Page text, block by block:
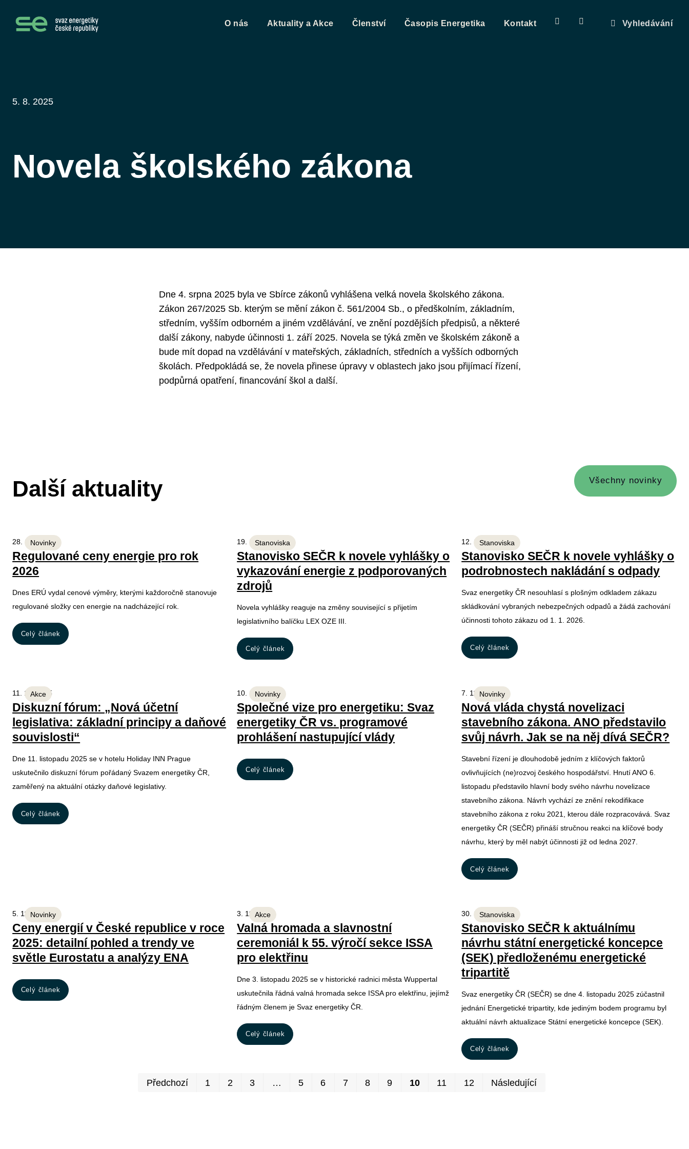
O nás Aktuality a Akce Členství Časopis Energetika Kontakt Vyhledávání
5. 8. 2025
Novela školského zákona
Dne 4. srpna 2025 byla ve Sbírce zákonů vyhlášena velká novela školského zákona.
Zákon 267/2025 Sb. kterým se mění zákon č. 561/2004 Sb., o předškolním, základním,
středním, vyšším odborném a jiném vzdělávání, ve znění pozdějších předpisů, a některé
další zákony, nabyde účinnosti 1. září 2025. Novela se týká změn ve školském zákoně a
bude mít dopad na vzdělávání v mateřských, základních, středních a vyšších odborných
školách. Předpokládá se, že novela přinese úpravy v oblastech jako jsou přijímací řízení,
podpůrná opatření, financování škol a další.
Další aktuality Všechny novinky
Novinky
28. 11. 2025
Regulované ceny energie pro rok
2026
Dnes ERÚ vydal cenové výměry, kterými každoročně stanovuje
regulované složky cen energie na nadcházející rok.
Celý článek
Stanoviska
19. 11. 2025
Stanovisko SEČR k novele vyhlášky o
vykazování energie z podporovaných
zdrojů
Novela vyhlášky reaguje na změny související s přijetím
legislativního balíčku LEX OZE III.
Celý článek
Stanoviska
12. 11. 2025
Stanovisko SEČR k novele vyhlášky o
podrobnostech nakládání s odpady
Svaz energetiky ČR nesouhlasí s plošným odkladem zákazu
skládkování vybraných nebezpečných odpadů a žádá zachování
účinnosti tohoto zákazu od 1. 1. 2026.
Celý článek
Akce
11. 11. 2025
Diskuzní fórum: „Nová účetní
legislativa: základní principy a daňové
souvislosti“
Dne 11. listopadu 2025 se v hotelu Holiday INN Prague
uskutečnilo diskuzní fórum pořádaný Svazem energetiky ČR,
zaměřený na aktuální otázky daňové legislativy.
Celý článek
Novinky
10. 11. 2025
Společné vize pro energetiku: Svaz
energetiky ČR vs. programové
prohlášení nastupující vlády
Celý článek
Novinky
7. 11. 2025
Nová vláda chystá novelizaci
stavebního zákona. ANO představilo
svůj návrh. Jak se na něj dívá SEČR?
Stavební řízení je dlouhodobě jedním z klíčových faktorů
ovlivňujících (ne)rozvoj českého hospodářství. Hnutí ANO 6.
listopadu představilo hlavní body svého návrhu novelizace
stavebního zákona. Návrh vychází ze znění rekodifikace
stavebního zákona z roku 2021, kterou dále rozpracovává. Svaz
energetiky ČR (SEČR) přináší stručnou reakci na klíčové body
návrhu, který by měl nabýt účinnosti již od ledna 2027.
Celý článek
Novinky
5. 11. 2025
Ceny energií v České republice v roce
2025: detailní pohled a trendy ve
světle Eurostatu a analýzy ENA
Celý článek
Akce
3. 11. 2025
Valná hromada a slavnostní
ceremoniál k 55. výročí sekce ISSA
pro elektřinu
Dne 3. listopadu 2025 se v historické radnici města Wuppertal
uskutečnila řádná valná hromada sekce ISSA pro elektřinu, jejímž
řádným členem je Svaz energetiky ČR.
Celý článek
Stanoviska
30. 10. 2025
Stanovisko SEČR k aktuálnímu
návrhu státní energetické koncepce
(SEK) předloženému energetické
tripartitě
Svaz energetiky ČR (SEČR) se dne 4. listopadu 2025 zúčastnil
jednání Energetické tripartity, kde jediným bodem programu byl
aktuální návrh aktualizace Státní energetické koncepce (SEK).
Celý článek
Předchozí 1 2 3 … 5 6 7 8 9 10 11 12 Následující